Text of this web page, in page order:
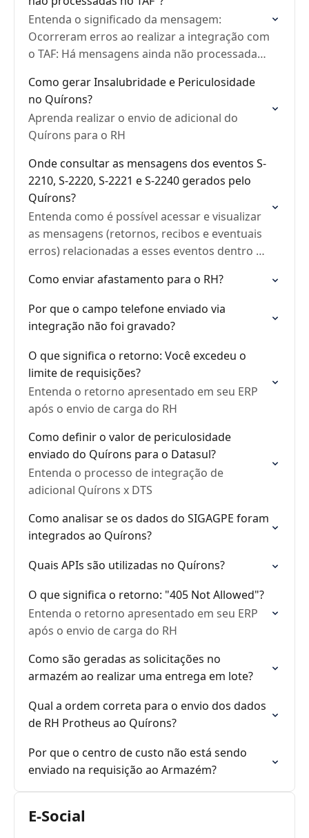
Entenda o significado da mensagem:
Ocorreram erros ao realizar a integração com
o TAF: Há mensagens ainda não processadas
Como gerar Insalubridade e Periculosidade
no Quírons?
Aprenda realizar o envio de adicional do
Quírons para o RH
Onde consultar as mensagens dos eventos S-
2210, S-2220, S-2221 e S-2240 gerados pelo
Quírons?
Entenda como é possível acessar e visualizar
as mensagens (retornos, recibos e eventuais
erros) relacionadas a esses eventos dentro do
Como enviar afastamento para o RH?
Por que o campo telefone enviado via
integração não foi gravado?
O que significa o retorno: Você excedeu o
limite de requisições?
Entenda o retorno apresentado em seu ERP
após o envio de carga do RH
Como definir o valor de periculosidade
enviado do Quírons para o Datasul?
Entenda o processo de integração de
adicional Quírons x DTS
Como analisar se os dados do SIGAGPE foram
integrados ao Quírons?
Quais APIs são utilizadas no Quírons?
O que significa o retorno: "405 Not Allowed"?
Entenda o retorno apresentado em seu ERP
após o envio de carga do RH
Como são geradas as solicitações no
armazém ao realizar uma entrega em lote?
Qual a ordem correta para o envio dos dados
de RH Protheus ao Quírons?
Por que o centro de custo não está sendo
enviado na requisição ao Armazém?
E-Social